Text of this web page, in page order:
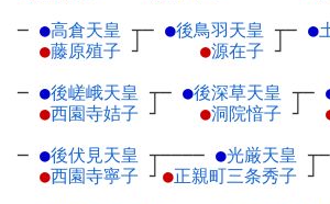
─ ●高倉天皇 ┬
●藤原殖子 ┘
─ ●後鳥羽天皇 ┬
●源在子 ┘
─ ●
─ ●後嵯峨天皇 ┬
●西園寺姞子 ┘
─ ●後深草天皇 ┬
●洞院愔子 ┘
─
─ ●後伏見天皇 ┬
●西園寺寧子 ┘
──── ●光厳天皇 ┬
●正親町三条秀子 ┘
─